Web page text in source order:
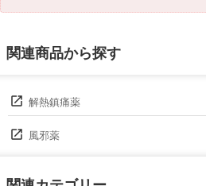
関連商品から探す
解熱鎮痛薬
風邪薬